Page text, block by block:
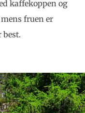
kaffekoppen og
fruen er
best.